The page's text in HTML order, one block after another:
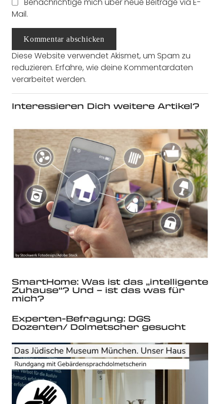
Benachrichtige mich über neue Beiträge via E-
Mail.
Kommentar abschicken
Diese Website verwendet Akismet, um Spam zu
reduzieren. Erfahre, wie deine Kommentardaten
verarbeitet werden.
Interessieren Dich weitere Artikel?
SmartHome: Was ist das „intelligente
Zuhause“? Und – ist das was für
mich?
Experten-Befragung: DGS
Dozenten/ Dolmetscher gesucht